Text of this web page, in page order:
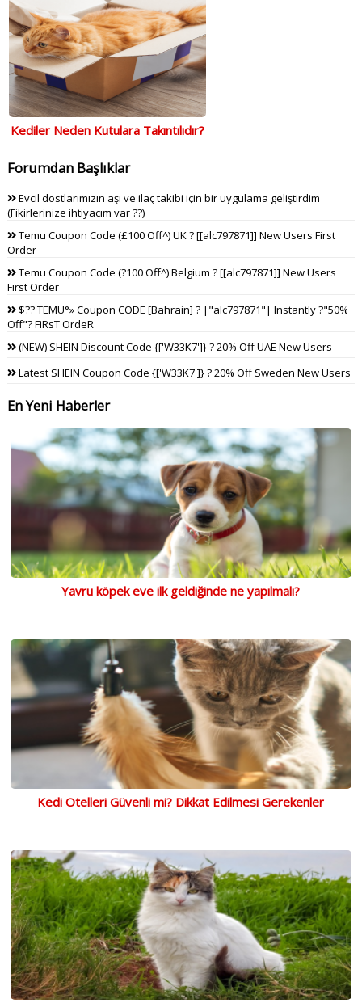
Kediler Neden Kutulara Takıntılıdır?
Forumdan Başlıklar
Evcil dostlarımızın aşı ve ilaç takibi için bir uygulama geliştirdim
(Fikirlerinize ihtiyacım var ??)
Temu Coupon Code (£100 Off^) UK ? [[alc797871]] New Users First
Order
Temu Coupon Code (?100 Off^) Belgium ? [[alc797871]] New Users
First Order
$?? TEMU°» Coupon CODE [Bahrain] ? |"alc797871"| Instantly ?"50%
Off"? FiRsT OrdeR
(NEW) SHEIN Discount Code {['W33K7']} ? 20% Off UAE New Users
Latest SHEIN Coupon Code {['W33K7']} ? 20% Off Sweden New Users
En Yeni Haberler
Yavru köpek eve ilk geldiğinde ne yapılmalı?
Kedi Otelleri Güvenli mi? Dikkat Edilmesi Gerekenler